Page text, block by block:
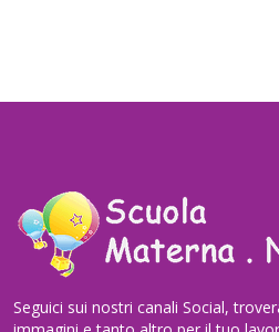
Seguici sui nostri canali Social,